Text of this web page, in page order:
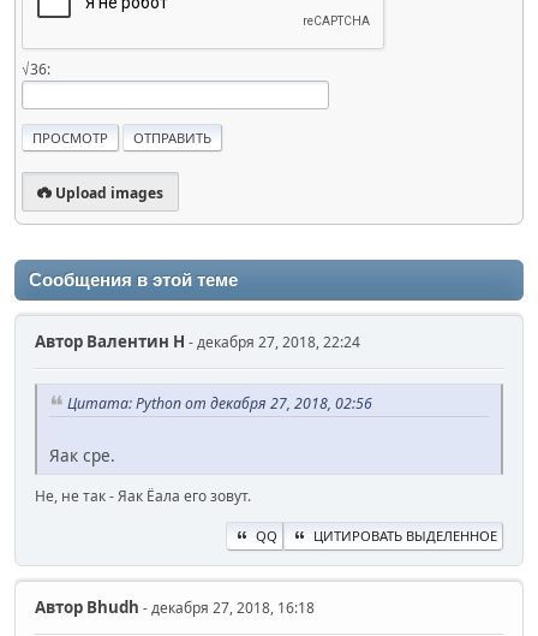
√36:
Upload images
Сообщения в этой теме
Автор Валентин Н - декабря 27, 2018, 22:24
Цитата: Python от декабря 27, 2018, 02:56
Яак сре.
Не, не так - Яак Ёала его зовут.
QQ ЦИТИРОВАТЬ ВЫДЕЛЕННОЕ
Автор Bhudh - декабря 27, 2018, 16:18